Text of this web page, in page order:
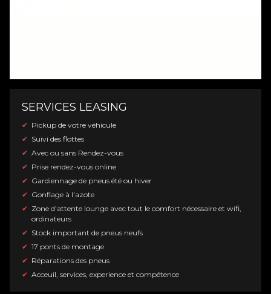
SERVICES LEASING
Pickup de votre véhicule
Suivi des flottes
Avec ou sans Rendez-vous
Prise rendez-vous online
Gardiennage de pneus été ou hiver
Gonflage à l'azote
Zone d'attente lounge avec tout le comfort nécessaire et wifi,
ordinateurs
Stock important de pneus neufs
17 ponts de montage
Réparations des pneus
Acceuil, services, experience et compétence